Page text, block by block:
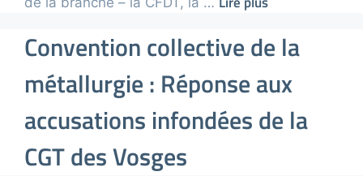
Convention collective de la
métallurgie : Réponse aux
accusations infondées de la
CGT des Vosges